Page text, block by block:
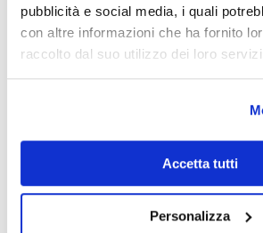
pubblicità e social media, i quali
con altre informazioni che ha fornito
raccolto dal suo utilizzo dei loro
Accetta tutti
Personalizza
di software.
Operazioni riguardanti l’ acquistoo la
prodotti.
Il regolamento è stato istituito al fine di
quindi necessario tenersi aggiornati su
riguardanti questo settore.